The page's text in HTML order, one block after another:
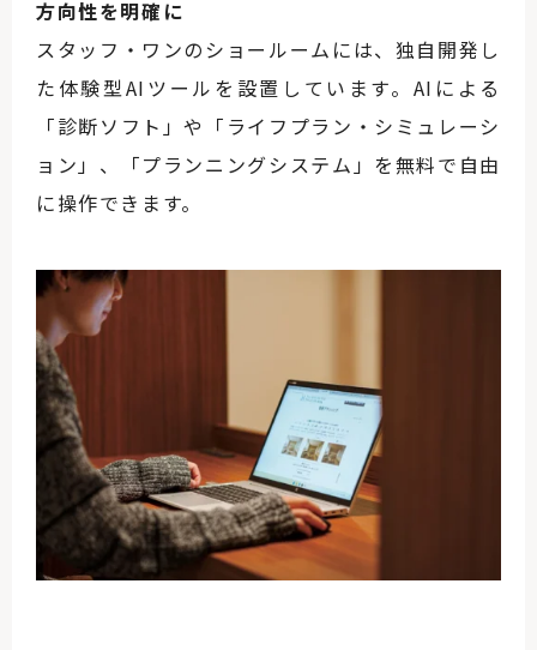
方向性を明確に
スタッフ・ワンのショールームには、独自開発し
た体験型AIツールを設置しています。AIによる
「診断ソフト」や「ライフプラン・シミュレーシ
ョン」、「プランニングシステム」を無料で自由
に操作できます。